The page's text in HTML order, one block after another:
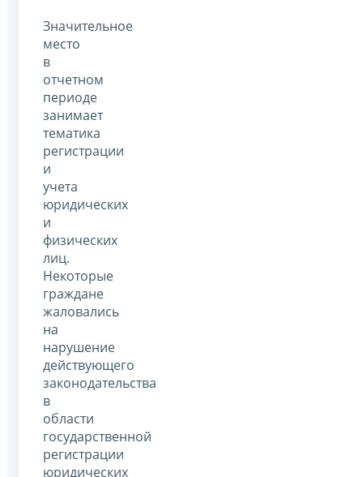
Значительное
место
в
отчетном
периоде
занимает
тематика
регистрации
и
учета
юридических
и
физических
лиц.
Некоторые
граждане
жаловались
на
нарушение
действующего
законодательства
в
области
государственной
регистрации
юридических